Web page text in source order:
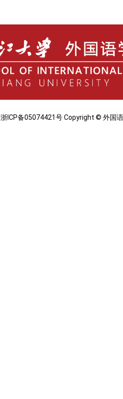
浙ICP备05074421号 Copyright © 外国